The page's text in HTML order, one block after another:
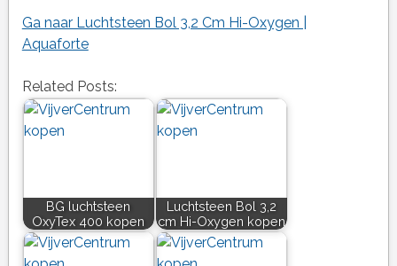
Ga naar Luchtsteen Bol 3,2 Cm Hi-Oxygen |
Aquaforte
Related Posts:
BG luchtsteen
OxyTex 400 kopen
Luchtsteen Bol 3,2
cm Hi-Oxygen kopen